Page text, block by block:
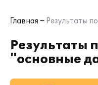
Главная Результаты
Результаты
"основные